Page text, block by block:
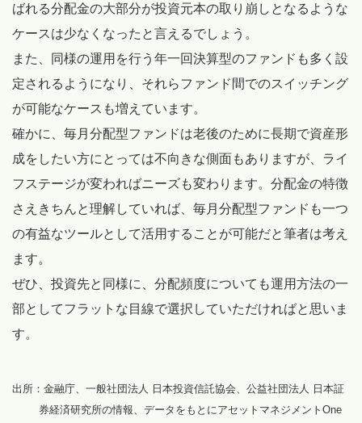
ばれる分配金の大部分が投資元本の取り崩しとなるような
ケースは少なくなったと言えるでしょう。
また、同様の運用を行う年一回決算型のファンドも多く設
定されるようになり、それらファンド間でのスイッチング
が可能なケースも増えています。
確かに、毎月分配型ファンドは老後のために長期で資産形
成をしたい方にとっては不向きな側面もありますが、ライ
フステージが変わればニーズも変わります。分配金の特徴
さえきちんと理解していれば、毎月分配型ファンドも一つ
の有益なツールとして活用することが可能だと筆者は考え
ます。
ぜひ、投資先と同様に、分配頻度についても運用方法の一
部としてフラットな目線で選択していただければと思いま
す。
出所：金融庁、一般社団法人 日本投資信託協会、公益社団法人 日本証
券経済研究所の情報、データをもとにアセットマネジメントOne